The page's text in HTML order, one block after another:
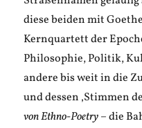
diese beiden mit
Kernquartett der
Philosophie, Politik,
andere bis weit in die
und dessen ‚Stimmen
von Ethno-Poetry– die